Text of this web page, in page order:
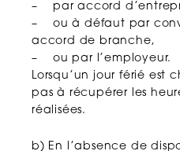
– par accord
– ou à défaut par
accord de branche,
– ou par l’employeur.
Lorsqu’un jour férié est
pas à récupérer les
réalisées.
b) En l’absence de